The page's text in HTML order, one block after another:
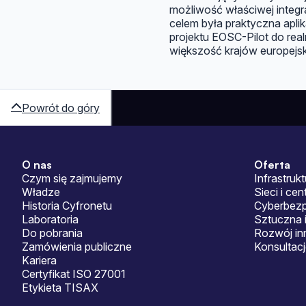
możliwość właściwej
celem była praktyczna
projektu EOSC-Pilot do
większość krajów
Powrót do góry
Sitemap
O nas
Czym się zajmujemy
Władze
Historia Cyfronetu
Laboratoria
Do pobrania
Zamówienia publiczne
Kariera
Certyfikat ISO 27001
Etykieta TISAX
Oferta
Sieci i
Sztuczna
Rozwój